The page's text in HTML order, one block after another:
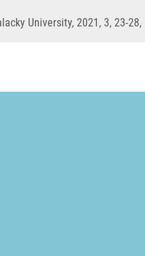
University, 2021, 3, 23-